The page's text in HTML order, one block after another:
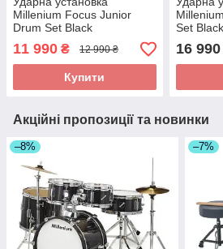
Millenium Focus Junior
Drum Set Black
11 990 ₴ 12 990 ₴
Купити
Set Black
16 990
Акційні пропозиції та новинки
–8% –7%